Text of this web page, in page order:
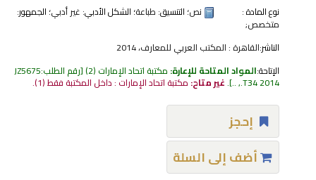
نوع المادة :
نص؛ التنسيق: طباعة؛ الشكل الأدبي: غير أدبي؛ الجمهور:
متخصص;
الناشر:القاهرة : المكتب العربي للمعارف، 2014
الإتاحة:المواد المتاحة للإعارة: مكتبة اتحاد الإمارات (2) رقم الطلب:JZ5675
.T34 2014, ..
.غير متاح:مكتبة اتحاد الإمارات : داخل المكتبة فقط(1).
إحجز
أضف إلى السلة